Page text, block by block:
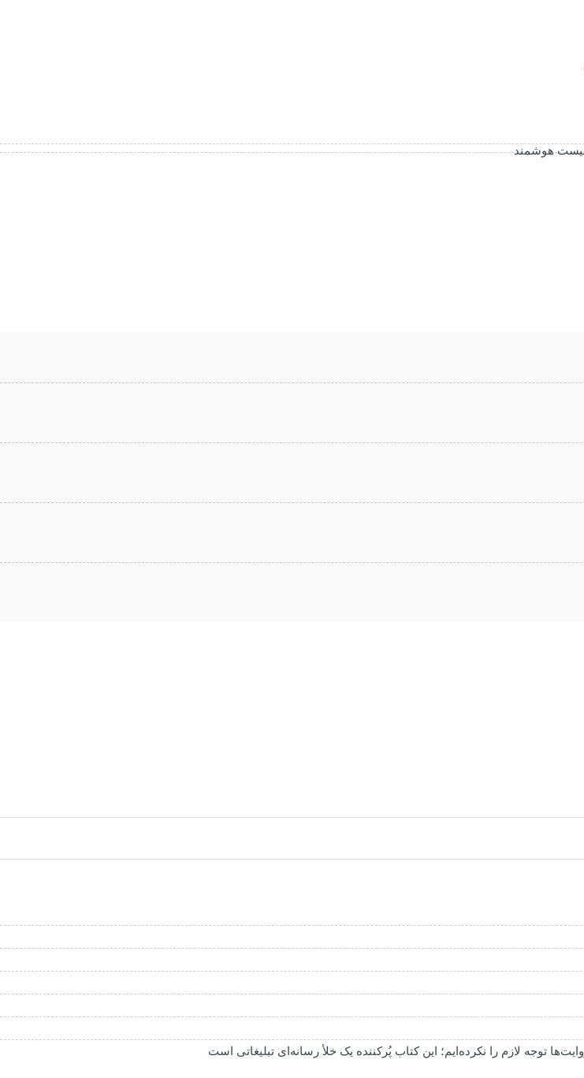
لیست هوشمند
توجه لازم را نکرده‌ایم؛ این کتاب پُرکننده‌ یک خلأ رسانه‌ای تبلیغاتی است